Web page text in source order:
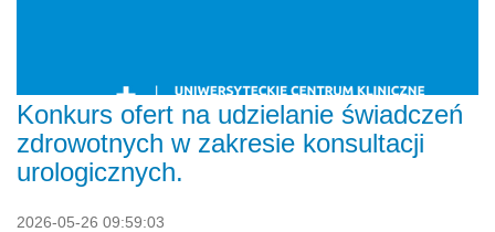
Konkurs ofert na udzielanie świadczeń
zdrowotnych w zakresie konsultacji
urologicznych.
2026-05-26 09:59:03